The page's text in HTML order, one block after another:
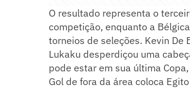
O resultado representa o
competição, enquanto a
torneios de seleções. Kevin De
Lukaku desperdiçou uma
pode estar em sua última
Gol de fora da área coloca